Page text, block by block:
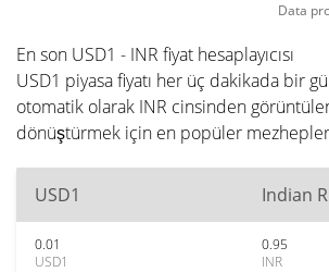
Data
En son USD1 - INR fiyat hesaplayıcısı
USD1 piyasa fiyatı her üç dakikada bir
otomatik olarak INR cinsinden
dönüştürmek için en popüler mezhepler
USD1 Indian
0.01
USD1
0.95
INR